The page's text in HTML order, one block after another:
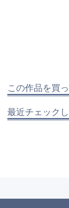
この作品を買
最近チェック